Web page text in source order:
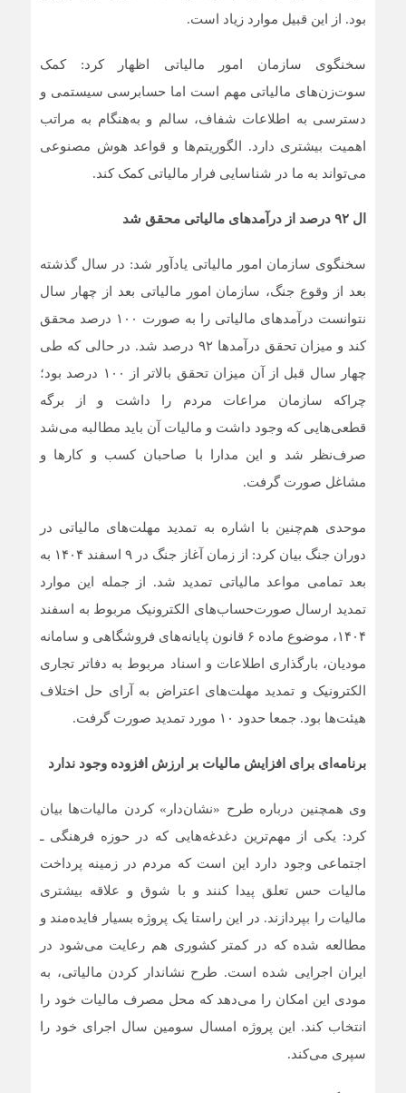
بود. از این قبیل موارد زیاد است.
سخنگوی سازمان امور مالیاتی اظهار کرد: کمک
سوت‌زن‌های مالیاتی مهم است اما حسابرسی سیستمی و
دسترسی به اطلاعات شفاف، سالم و به‌هنگام به مراتب
اهمیت بیشتری دارد. الگوریتم‌ها و قواعد هوش مصنوعی
می‌تواند به ما در شناسایی فرار مالیاتی کمک کند.
ال ۹۲ درصد از درآمدهای مالیاتی محقق شد
سخنگوی سازمان امور مالیاتی یادآور شد: در سال گذشته
بعد از وقوع جنگ، سازمان امور مالیاتی بعد از چهار سال
نتوانست درآمدهای مالیاتی را به صورت ۱۰۰ درصد محقق
کند و میزان تحقق درآمدها ۹۲ درصد شد. در حالی که طی
چهار سال قبل از آن میزان تحقق بالاتر از ۱۰۰ درصد بود؛
چراکه سازمان مراعات مردم را داشت و از برگه
قطعی‌هایی که وجود داشت و مالیات آن باید مطالبه می‌شد
صرف‌نظر شد و این مدارا با صاحبان کسب و کارها و
مشاغل صورت گرفت.
موحدی هم‌چنین با اشاره به تمدید مهلت‌های مالیاتی در
دوران جنگ بیان کرد: از زمان آغاز جنگ در ۹ اسفند ۱۴۰۴ به
بعد تمامی مواعد مالیاتی تمدید شد. از جمله این موارد
تمدید ارسال صورت‌حساب‌های الکترونیک مربوط به اسفند
۱۴۰۴، موضوع ماده ۶ قانون پایانه‌های فروشگاهی و سامانه
مودیان، بارگذاری اطلاعات و اسناد مربوط به دفاتر تجاری
الکترونیک و تمدید مهلت‌های اعتراض به آرای حل اختلاف
هیئت‌ها بود. جمعا حدود ۱۰ مورد تمدید صورت گرفت.
برنامه‌ای برای افزایش مالیات بر ارزش افزوده وجود ندارد
وی همچنین درباره طرح «نشان‌دار» کردن مالیات‌ها بیان
کرد: یکی از مهم‌ترین دغدغه‌هایی که در حوزه فرهنگی ـ
اجتماعی وجود دارد این است که مردم در زمینه پرداخت
مالیات حس تعلق پیدا کنند و با شوق و علاقه بیشتری
مالیات را بپردازند. در این راستا یک پروژه بسیار فایده‌مند و
مطالعه شده که در کمتر کشوری هم رعایت می‌شود در
ایران اجرایی شده است. طرح نشاندار کردن مالیاتی، به
مودی این امکان را می‌دهد که محل مصرف مالیات خود را
انتخاب کند. این پروژه امسال سومین سال اجرای خود را
سپری می‌کند.